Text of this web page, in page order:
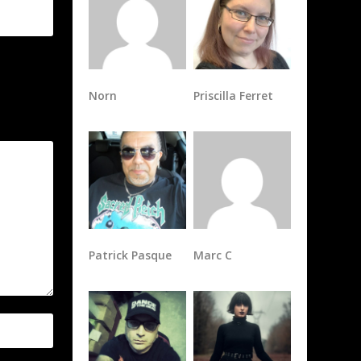
Norn Priscilla Ferret
Patrick Pasque Marc C